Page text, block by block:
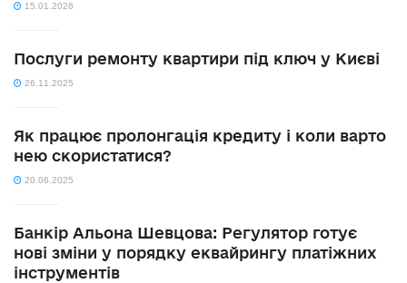
15.01.2026
Послуги ремонту квартири під ключ у Києві
26.11.2025
Як працює пролонгація кредиту і коли варто
нею скористатися?
20.06.2025
Банкір Альона Шевцова: Регулятор готує
нові зміни у порядку еквайрингу платіжних
інструментів